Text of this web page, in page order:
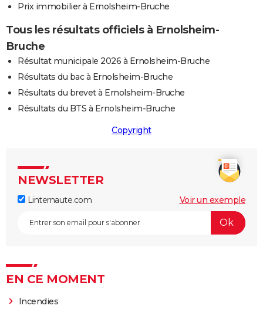
Prix immobilier à Ernolsheim-Bruche
Tous les résultats officiels à Ernolsheim-
Bruche
Résultat municipale 2026 à Ernolsheim-Bruche
Résultats du bac à Ernolsheim-Bruche
Résultats du brevet à Ernolsheim-Bruche
Résultats du BTS à Ernolsheim-Bruche
Copyright
NEWSLETTER
Linternaute.com Voir un exemple
EN CE MOMENT
Incendies